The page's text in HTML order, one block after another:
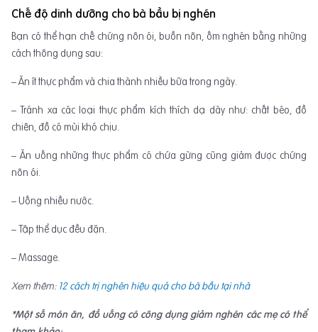
Chế độ dinh dưỡng cho bà bầu bị nghén
Bạn có thể hạn chế chứng nôn ói, buồn nôn, ốm nghén bằng những
cách thông dụng sau:
– Ăn ít thực phẩm và chia thành nhiều bữa trong ngày.
– Tránh xa các loại thực phẩm kích thích dạ dày như: chất béo, đồ
chiên, đồ có mùi khó chịu.
– Ăn uống những thực phẩm có chứa gừng cũng giảm được chứng
nôn ói.
– Uống nhiều nước.
– Tập thể dục đều đặn.
– Massage.
Xem thêm: 12 cách trị nghén hiệu quả cho bà bầu tại nhà
*Một số món ăn, đồ uống có công dụng giảm nghén các mẹ có thể